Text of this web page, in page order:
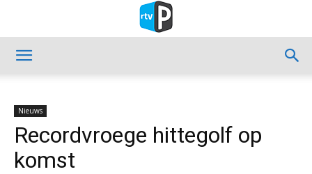
Nieuws
Recordvroege hittegolf op
komst